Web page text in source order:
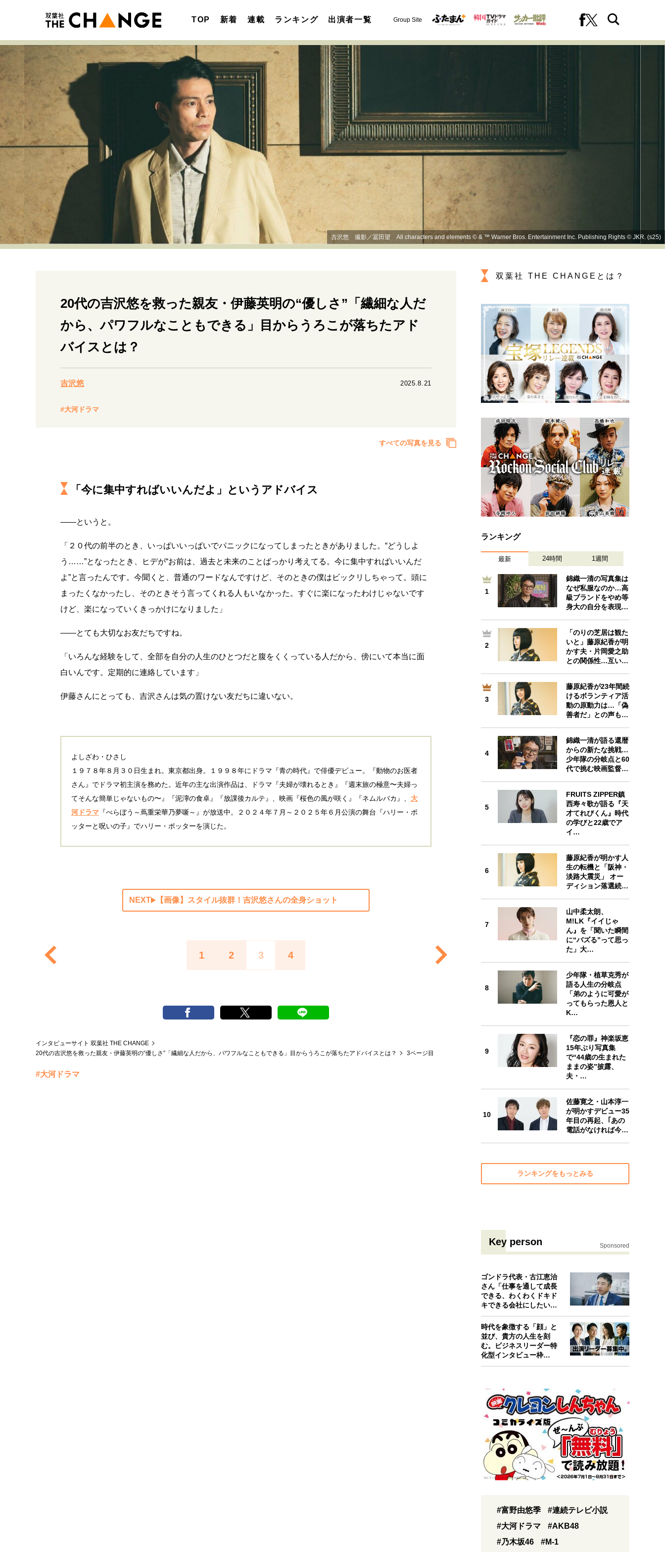
TOP 新着 連載 ランキング 出演者一覧 Group Site
注目の記事テーマで探す
運命を変えた出会い 決断の裏側 挫折からの再起 未知への挑戦
プロフェッショナルの矜持
表現者の葛藤
人生が動いた日 10代の挫折と原点
キャリア・働き方 セカンドキャリアの描き方 独立という決断 大人の学び直し
ファーストキャリアを拓く
リーダーの流儀 変革の原動力 次世代へのバトン トップが描く未来
病が教えてくれたこと
移住という選択 熱狂できるもの
一生モノの愛用品
私を彩るエッセンス
60代のネクストステージ 70代のグランドデザイン
社会・カルチャー・マネー
吉沢悠 撮影／冨田望 All characters and elements © & ™ Warner Bros. Entertainment Inc. Publishing Rights © JKR. (s25)
20代の吉沢悠を救った親友・伊藤英明の“優しさ”「繊細な人だ
から、パワフルなこともできる」目からうろこが落ちたアド
バイスとは？
吉沢悠 2025.8.21
#大河ドラマ
すべての写真を見る
「今に集中すればいいんだよ」というアドバイス
――というと。
「２０代の前半のとき、いっぱいいっぱいでパニックになってしまったときがありました。“どうしよ
う……”となったとき、ヒデが“お前は、過去と未来のことばっかり考えてる。今に集中すればいいんだ
よ”と言ったんです。今聞くと、普通のワードなんですけど、そのときの僕はビックリしちゃって。頭に
まったくなかったし、そのときそう言ってくれる人もいなかった。すぐに楽になったわけじゃないです
けど、楽になっていくきっかけになりました」
――とても大切なお友だちですね。
「いろんな経験をして、全部を自分の人生のひとつだと腹をくくっている人だから、傍にいて本当に面
白いんです。定期的に連絡しています」
伊藤さんにとっても、吉沢さんは気の置けない友だちに違いない。
よしざわ・ひさし
１９７８年８月３０日生まれ。東京都出身。１９９８年にドラマ『青の時代』で俳優デビュー。『動物のお医者
さん』でドラマ初主演を務めた。近年の主な出演作品は、ドラマ『夫婦が壊れるとき』『週末旅の極意〜夫婦っ
てそんな簡単じゃないもの〜』『泥濘の食卓』『放課後カルテ』、映画『桜色の風が咲く』『ネムルバカ』、 大
河ドラマ 『べらぼう～蔦重栄華乃夢噺～』が放送中。２０２４年７月～２０２５年６月公演の舞台『ハリー・ポ
ッターと呪いの子』でハリー・ポッターを演じた。
NEXT 【画像】スタイル抜群！吉沢悠さんの全身ショット
1 2 3 4
インタビューサイト 双葉社 THE CHANGE
20代の吉沢悠を救った親友・伊藤英明の“優しさ”「繊細な人だから、パワフルなこともできる」目からうろこが落ちたアドバイスとは？
3ページ目
#大河ドラマ
双葉社 THE CHANGEとは？
ランキング
最新 24時間 1週間
1
錦織一清の写真集は
なぜ私服なのか…高
級ブランドをやめ等
身大の自分を表現…
2
「のりの芝居は観た
いと」藤原紀香が明
かす夫・片岡愛之助
との関係性…互い…
3
藤原紀香が23年間続
けるボランティア活
動の原動力は…「偽
善者だ」との声も…
4
錦織一清が語る還暦
からの新たな挑戦…
少年隊の分岐点と60
代で挑む映画監督…
5
FRUITS ZIPPER鎮
西寿々歌が語る『天
才てれびくん』時代
の学びと22歳でア
イ…
6
藤原紀香が明かす人
生の転機と「阪神・
淡路大震災」 オー
ディション落選続…
7
山中柔太朗、
M!LK『イイじゃ
ん』を「聞いた瞬間
に“バズる”って思っ
た」大…
8
少年隊・植草克秀が
語る人生の分岐点
「弟のように可愛が
ってもらった恩人と
K…
9
『恋の罪』神楽坂恵
15年ぶり写真集
で“44歳の生まれた
ままの姿”披露、
夫・…
10
佐藤寛之・山本淳一
が明かすデビュー35
年目の再起、｢あの
電話がなければ今…
ランキングをもっとみる
Key person Sponsored
ゴンドラ代表・古江恵治
さん「仕事を通して成長
できる、わくわくドキド
キできる会社にしたいと
考えたんで…
時代を象徴する「顔」と
並び、貴方の人生を刻
む。ビジネスリーダー特
化型インタビュー枠
『Key person』始…
#富野由悠季
#連続テレビ小説
#大河ドラマ
#AKB48
#乃木坂46
#M-1